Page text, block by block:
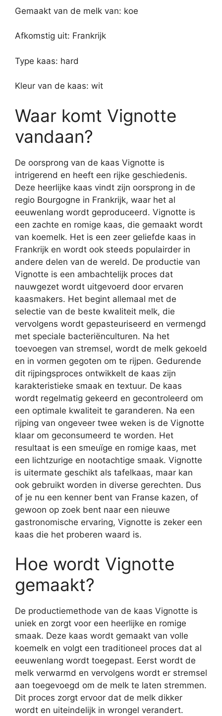
Gemaakt van de melk van: koe
Afkomstig uit: Frankrijk
Type kaas: hard
Kleur van de kaas: wit
Waar komt Vignotte
vandaan?
De oorsprong van de kaas Vignotte is
intrigerend en heeft een rijke geschiedenis.
Deze heerlijke kaas vindt zijn oorsprong in de
regio Bourgogne in Frankrijk, waar het al
eeuwenlang wordt geproduceerd. Vignotte is
een zachte en romige kaas, die gemaakt wordt
van koemelk. Het is een zeer geliefde kaas in
Frankrijk en wordt ook steeds populairder in
andere delen van de wereld. De productie van
Vignotte is een ambachtelijk proces dat
nauwgezet wordt uitgevoerd door ervaren
kaasmakers. Het begint allemaal met de
selectie van de beste kwaliteit melk, die
vervolgens wordt gepasteuriseerd en vermengd
met speciale bacteriënculturen. Na het
toevoegen van stremsel, wordt de melk gekoeld
en in vormen gegoten om te rijpen. Gedurende
dit rijpingsproces ontwikkelt de kaas zijn
karakteristieke smaak en textuur. De kaas
wordt regelmatig gekeerd en gecontroleerd om
een optimale kwaliteit te garanderen. Na een
rijping van ongeveer twee weken is de Vignotte
klaar om geconsumeerd te worden. Het
resultaat is een smeuïge en romige kaas, met
een lichtzurige en nootachtige smaak. Vignotte
is uitermate geschikt als tafelkaas, maar kan
ook gebruikt worden in diverse gerechten. Dus
of je nu een kenner bent van Franse kazen, of
gewoon op zoek bent naar een nieuwe
gastronomische ervaring, Vignotte is zeker een
kaas die het proberen waard is.
Hoe wordt Vignotte
gemaakt?
De productiemethode van de kaas Vignotte is
uniek en zorgt voor een heerlijke en romige
smaak. Deze kaas wordt gemaakt van volle
koemelk en volgt een traditioneel proces dat al
eeuwenlang wordt toegepast. Eerst wordt de
melk verwarmd en vervolgens wordt er stremsel
aan toegevoegd om de melk te laten stremmen.
Dit proces zorgt ervoor dat de melk dikker
wordt en uiteindelijk in wrongel verandert.